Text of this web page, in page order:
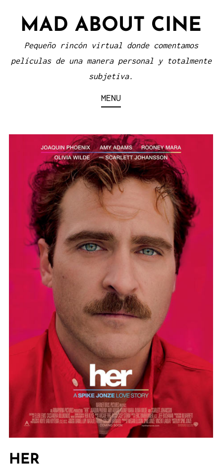
MAD ABOUT CINE
Pequeño rincón virtual donde comentamos
películas de una manera personal y totalmente
subjetiva.
MENU
HER